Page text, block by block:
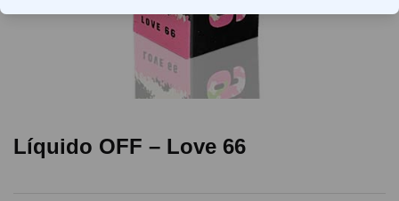
Líquido OFF – Love 66